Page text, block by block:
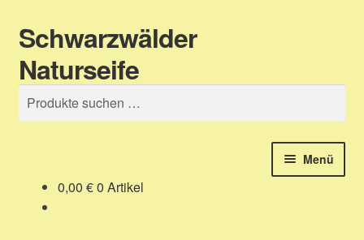
Zur
Navigation
springen
Zum
Inhalt
springen
Schwarzwälder
Naturseife
Suchen
nach:
Suchen
Menü
Shop – unser Seifenladen
0,00 €0 Artikel